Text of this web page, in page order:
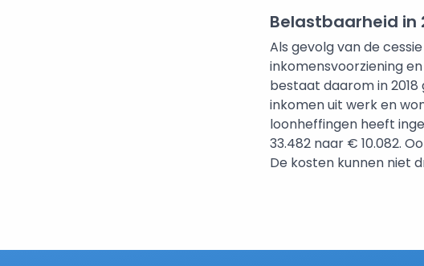
Belastbaarheid in
Als gevolg van de
inkomensvoorziening
bestaat daarom in
inkomen uit werk en
loonheffingen heeft
33.482 naar € 10.082.
De kosten kunnen niet